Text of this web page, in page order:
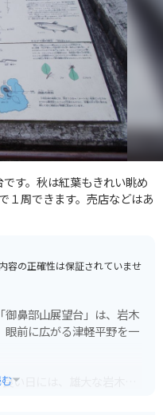
す。秋は紅葉もきれい眺め
１周できます。売店などはあ
の正確性は保証されていませ
御鼻部山展望台」は、岩木
眼前に広がる津軽平野を一
い日には、雄大な岩木山